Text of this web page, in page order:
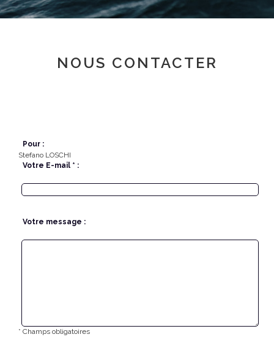
NOUS CONTACTER
Pour :
Stefano LOSCHI
Votre E-mail * :
Votre message :
* Champs obligatoires